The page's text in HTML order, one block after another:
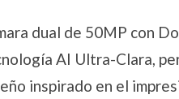
dual de 50MP con
AI Ultra-Clara,
inspirado en el